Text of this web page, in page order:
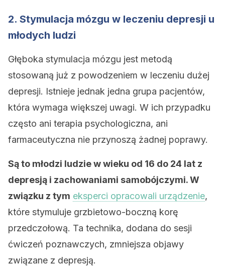
2. Stymulacja mózgu w leczeniu depresji u
młodych ludzi
Głęboka stymulacja mózgu jest metodą
stosowaną już z powodzeniem w leczeniu dużej
depresji. Istnieje jednak jedna grupa pacjentów,
która wymaga większej uwagi. W ich przypadku
często ani terapia psychologiczna, ani
farmaceutyczna nie przynoszą żadnej poprawy.
Są to młodzi ludzie w wieku od 16 do 24 lat z
depresją i zachowaniami samobójczymi. W
związku z tym eksperci opracowali urządzenie,
które stymuluje grzbietowo-boczną korę
przedczołową. Ta technika, dodana do sesji
ćwiczeń poznawczych, zmniejsza objawy
związane z depresją.